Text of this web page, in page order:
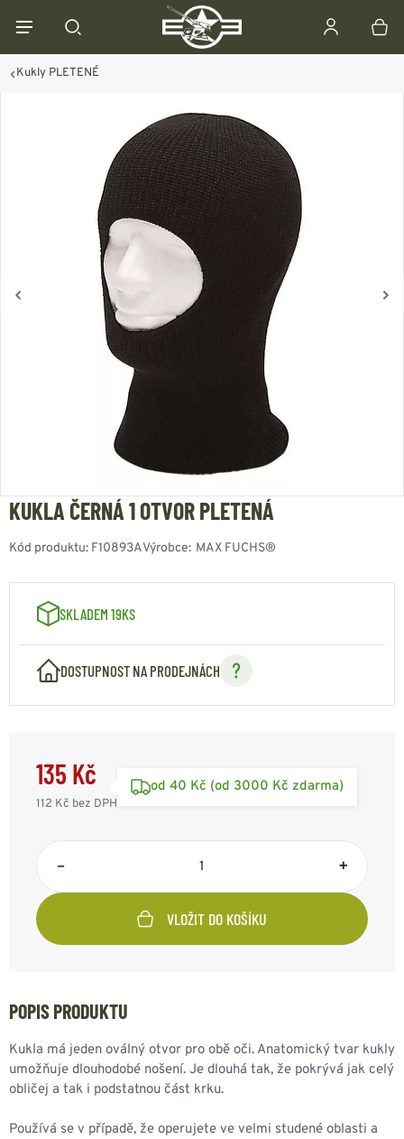
Kukly PLETENÉ
KUKLA ČERNÁ 1 OTVOR PLETENÁ
Kód produktu: F10893AVýrobce: MAX FUCHS®
SKLADEM 19KS
DOSTUPNOST NA PRODEJNÁCH
135 Kč
112 Kč bez DPH
od 40 Kč (od 3000 Kč zdarma)
– +
VLOŽIT DO KOŠÍKU
POPIS PRODUKTU
Kukla má jeden oválný otvor pro obě oči. Anatomický tvar kukly
umožňuje dlouhodobé nošení. Je dlouhá tak, že pokrývá jak celý
obličej a tak i podstatnou část krku.
Používá se v případě, že operujete ve velmi studené oblasti a